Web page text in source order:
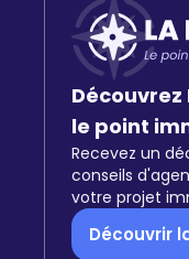
Découvrez
le point
Recevez un
conseils
votre projet
Découvrir